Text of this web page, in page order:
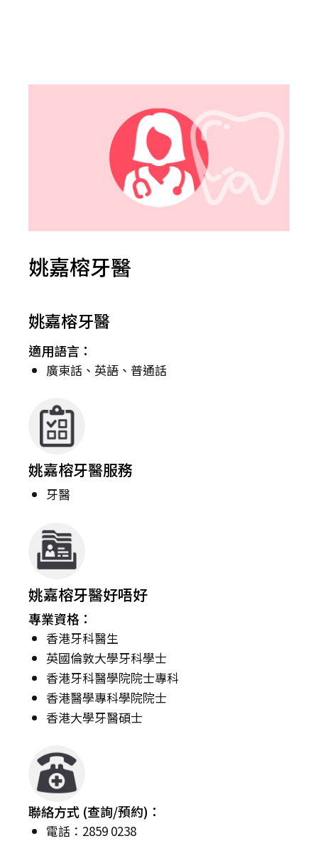
姚嘉榕牙醫
姚嘉榕牙醫
適用語言：
廣東話、英語、普通話
姚嘉榕牙醫服務
牙醫
姚嘉榕牙醫好唔好
專業資格：
香港牙科醫生
英國倫敦大學牙科學士
香港牙科醫學院院士專科
香港醫學專科學院院士
香港大學牙醫碩士
聯絡方式 (查詢/預約)：
電話：2859 0238